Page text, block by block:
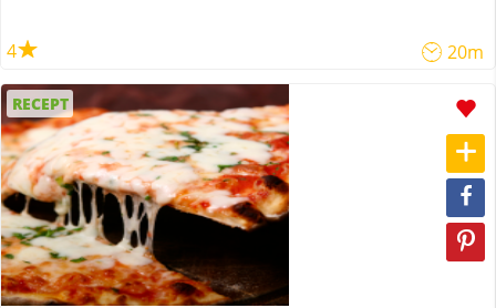
4 20m
RECEPT